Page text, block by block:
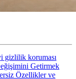
gizlilik koruması
Getirmek
Özellikler ve